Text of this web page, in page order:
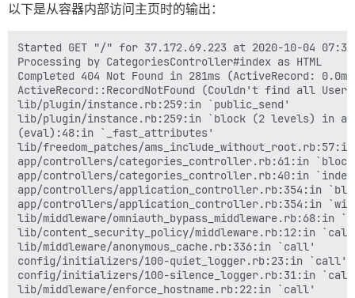
以下是从容器内部访问主页时的输出：
Started GET "/" for 37.172.69.223 at 2020-10-04
Processing by CategoriesController#index as HTML
Completed 404 Not Found in 281ms (ActiveRecord:
ActiveRecord::RecordNotFound (Couldn't find all
lib/plugin/instance.rb:259:in `public_send'
lib/plugin/instance.rb:259:in `block (2 levels) in
(eval):48:in `_fast_attributes'
lib/freedom_patches/
app/controllers/categories_controller.rb:61:in
app/controllers/categories_controller.rb:40:in
app/controllers/application_controller.rb:354:in
app/controllers/application_controller.rb:354:in
lib/middleware/omniauth_bypass_middleware.rb:68:in
lib/content_security_policy/middleware.rb:12:in
lib/middleware/anonymous_cache.rb:336:in `call'
config/initializers/100-quiet_logger.rb:23:in `call'
config/initializers/100-silence_logger.rb:31:in
lib/middleware/enforce_hostname.rb:22:in `call'